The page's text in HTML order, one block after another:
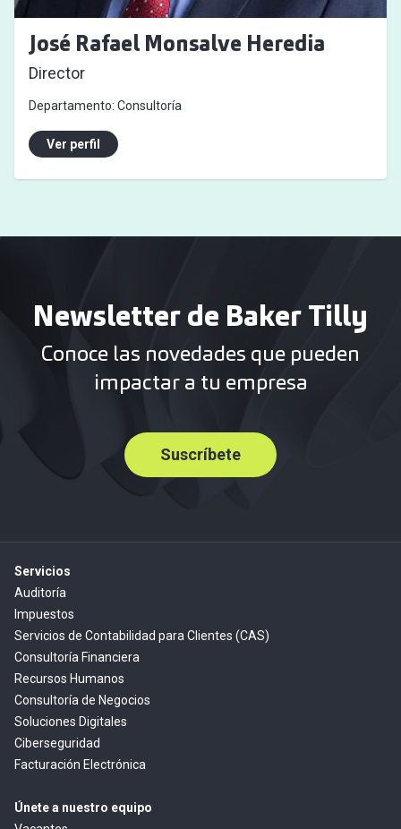
José Rafael Monsalve Heredia
Director
Departamento: Consultoría
Ver perfil
Newsletter de Baker Tilly
Conoce las novedades que pueden
impactar a tu empresa
Suscríbete
Servicios
Auditoría
Impuestos
Servicios de Contabilidad para Clientes (CAS)
Consultoría Financiera
Recursos Humanos
Consultoría de Negocios
Soluciones Digitales
Ciberseguridad
Facturación Electrónica
Únete a nuestro equipo